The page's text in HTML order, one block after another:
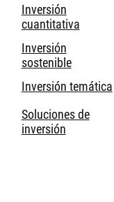
Inversión
cuantitativa
Inversión
sostenible
Inversión temática
Soluciones de
inversión